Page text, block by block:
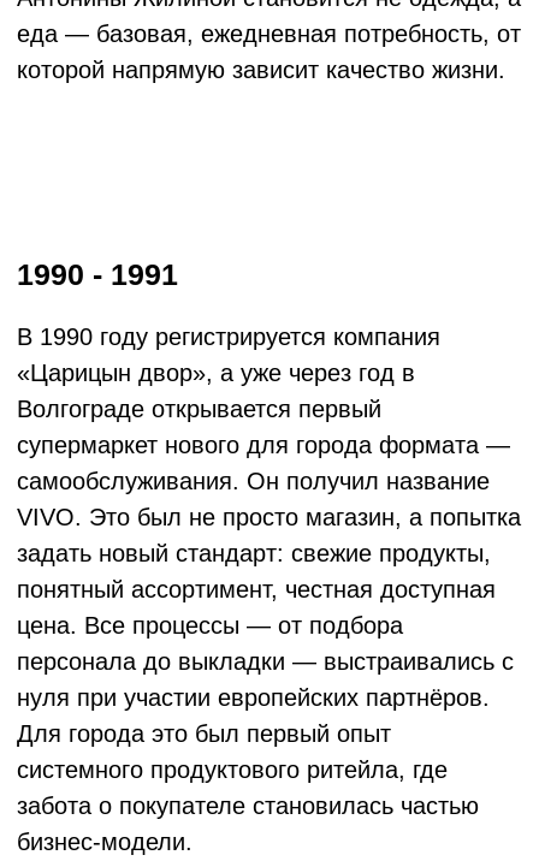
России специализированного комбината
социального питания полного цикла.
мощность — до 60 тонн продукции в сутки.
ВИВО Маркет становится оператором,
который сам отвечает за всё: от закупки
сырья до организации питания на объектах.
Производство в Волгограде становится
сердцем компании.
Управление развитием принимает Мария
Степанова - дочь Арины Шегеревич.
Компания проходит масштабную
внутреннюю трансформацию и делает
На комбинате внедряются автоматизация и
искусственный интеллект. Системы
планирования и автозаказа на основе
машинного обучения анализируют
фактическое потребление, сезонность,
2019 - 2023